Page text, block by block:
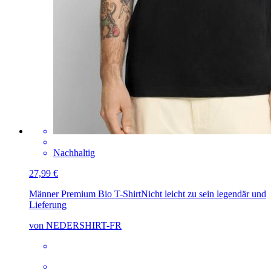
Nachhaltig
27,99 €
Männer Premium Bio T-ShirtNicht leicht zu sein legendär und
Lieferung
von NEDERSHIRT-FR